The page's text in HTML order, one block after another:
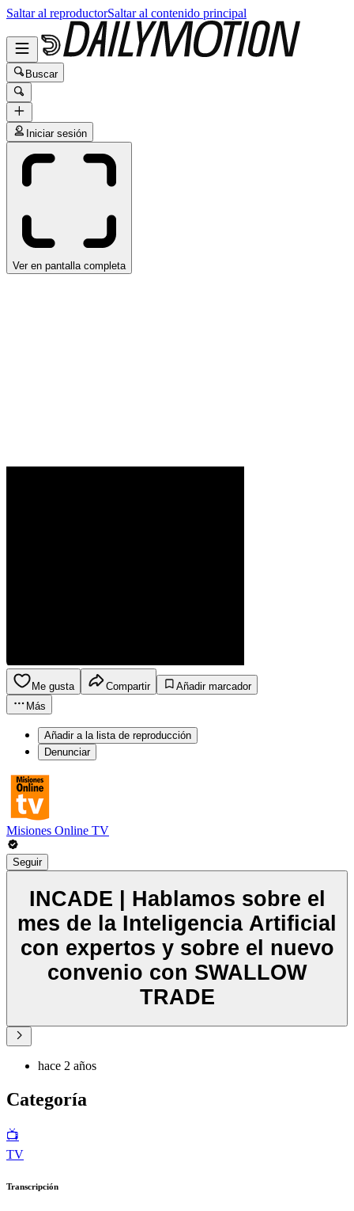
Saltar al reproductorSaltar al contenido principal
Buscar
Iniciar sesión
Ver en pantalla completa
Me gusta Compartir
Añadir marcador
Más
Añadir a la lista de reproducción
Denunciar
Misiones Online TV
Seguir
INCADE | Hablamos sobre el
mes de la Inteligencia Artificial
con expertos y sobre el nuevo
convenio con SWALLOW
TRADE
hace 2 años
Categoría
📺
TV
Transcripción